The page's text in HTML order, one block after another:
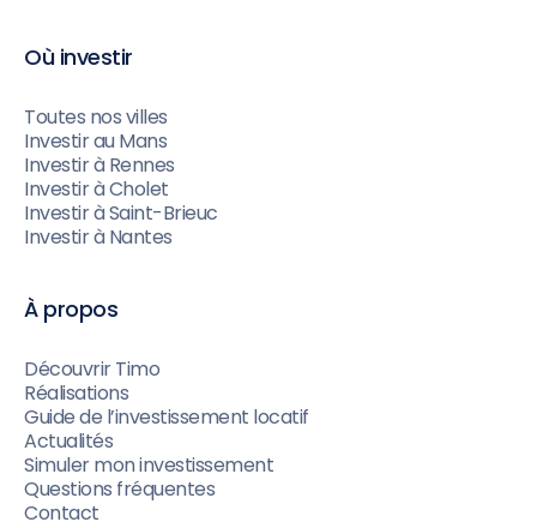
Où investir
Toutes nos villes
Investir au Mans
Investir à Rennes
Investir à Cholet
Investir à Saint-Brieuc
Investir à Nantes
À propos
Découvrir Timo
Réalisations
Guide de l’investissement locatif
Actualités
Simuler mon investissement
Questions fréquentes
Contact